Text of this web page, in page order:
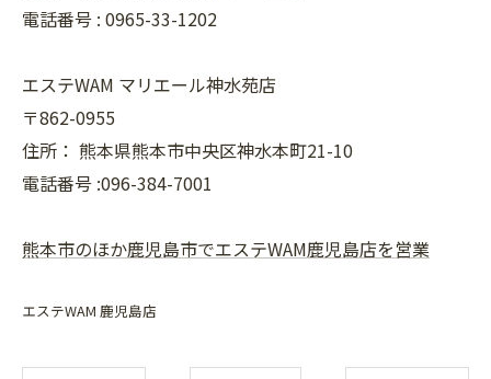
電話番号 : 0965-33-1202
エステWAM マリエール神水苑店
〒862-0955
住所： 熊本県熊本市中央区神水本町21-10
電話番号 :096-384-7001
熊本市のほか鹿児島市でエステWAM鹿児島店を営業
エステWAM 鹿児島店